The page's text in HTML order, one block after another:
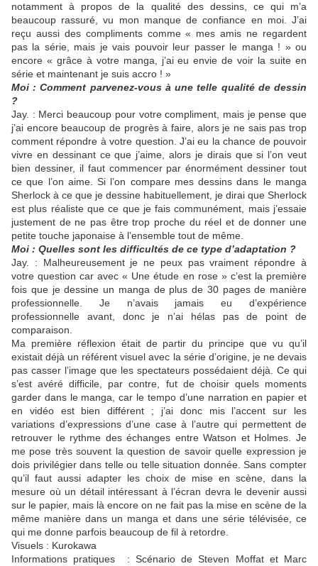
notamment à propos de la qualité des dessins, ce qui m’a
beaucoup rassuré, vu mon manque de confiance en moi. J’ai
reçu aussi des compliments comme « mes amis ne regardent
pas la série, mais je vais pouvoir leur passer le manga ! » ou
encore « grâce à votre manga, j’ai eu envie de voir la suite en
série et maintenant je suis accro ! »
Moi : Comment parvenez-vous à une telle qualité de dessin
?
Jay. : Merci beaucoup pour votre compliment, mais je pense que
j’ai encore beaucoup de progrès à faire, alors je ne sais pas trop
comment répondre à votre question. J’ai eu la chance de pouvoir
vivre en dessinant ce que j’aime, alors je dirais que si l’on veut
bien dessiner, il faut commencer par énormément dessiner tout
ce que l’on aime. Si l’on compare mes dessins dans le manga
Sherlock à ce que je dessine habituellement, je dirai que Sherlock
est plus réaliste que ce que je fais communément, mais j’essaie
justement de ne pas être trop proche du réel et de donner une
petite touche japonaise à l’ensemble tout de même.
Moi : Quelles sont les difficultés de ce type d’adaptation ?
Jay. : Malheureusement je ne peux pas vraiment répondre à
votre question car avec « Une étude en rose » c’est la première
fois que je dessine un manga de plus de 30 pages de manière
professionnelle. Je n’avais jamais eu d’expérience
professionnelle avant, donc je n’ai hélas pas de point de
comparaison.
Ma première réflexion était de partir du principe que vu qu’il
existait déjà un référent visuel avec la série d’origine, je ne devais
pas casser l’image que les spectateurs possédaient déjà. Ce qui
s’est avéré difficile, par contre, fut de choisir quels moments
garder dans le manga, car le tempo d’une narration en papier et
en vidéo est bien différent ; j’ai donc mis l’accent sur les
variations d’expressions d’une case à l’autre qui permettent de
retrouver le rythme des échanges entre Watson et Holmes. Je
me pose très souvent la question de savoir quelle expression je
dois privilégier dans telle ou telle situation donnée. Sans compter
qu’il faut aussi adapter les choix de mise en scène, dans la
mesure où un détail intéressant à l’écran devra le devenir aussi
sur le papier, mais là encore on ne fait pas la mise en scène de la
même manière dans un manga et dans une série télévisée, ce
qui me donne parfois beaucoup de fil à retordre.
Visuels : Kurokawa
Informations pratiques : Scénario de Steven Moffat et Marc